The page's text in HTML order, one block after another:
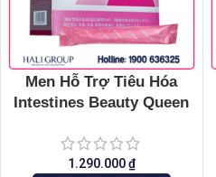
Men Hỗ Trợ Tiêu Hóa
Intestines Beauty Queen
1.290.000₫